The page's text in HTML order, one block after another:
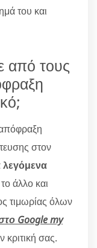
του και
από τους
στον
λεγόμενα
άλλο και
τιμωρίας όλων
Google my
κριτική σας.